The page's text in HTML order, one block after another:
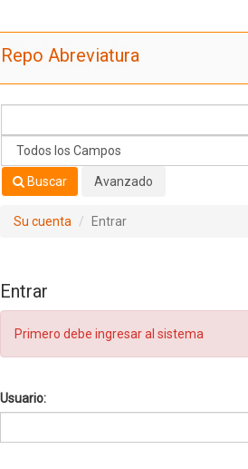
Repo Abreviatura
Buscar Avanzado
Su cuenta Entrar
Entrar
Primero debe ingresar al sistema
Usuario: